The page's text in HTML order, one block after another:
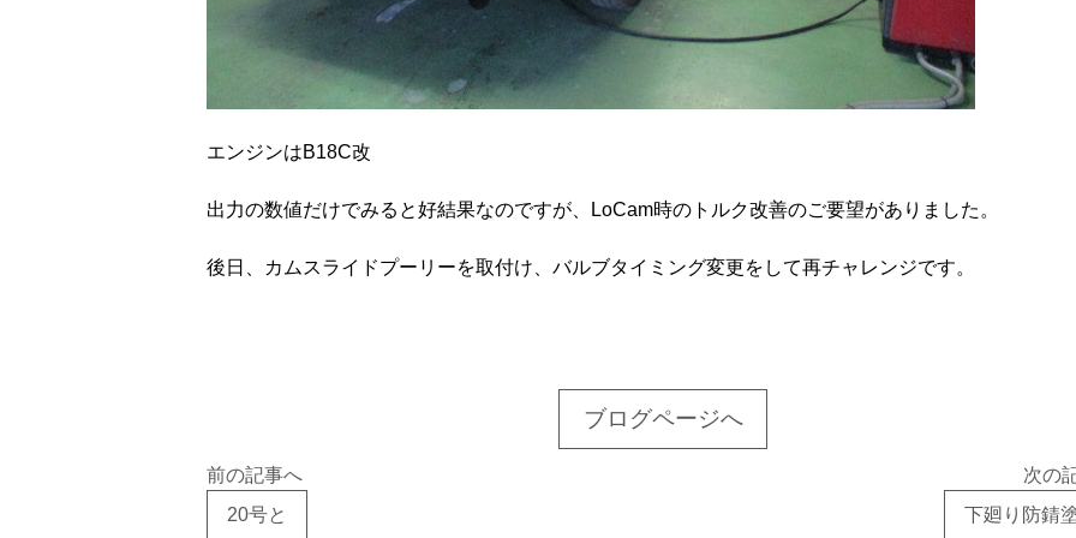
エンジンはB18C改
出力の数値だけでみると好結果なのですが、LoCam時のトルク改善のご要望がありました。
後日、カムスライドプーリーを取付け、バルブタイミング変更をして再チャレンジです。
ブログページへ
前の記事へ
20号と
次の
下廻り防錆